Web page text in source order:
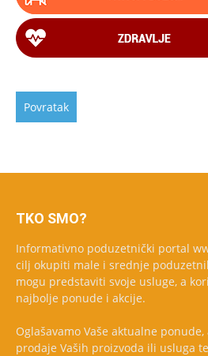
TKO SMO?
Informativno poduzetnički portal
cilj okupiti male i srednje
mogu predstaviti svoje usluge, a
najbolje ponude i akcije.
Oglašavamo Vaše aktualne
prodaje Vaših proizvoda ili usluga